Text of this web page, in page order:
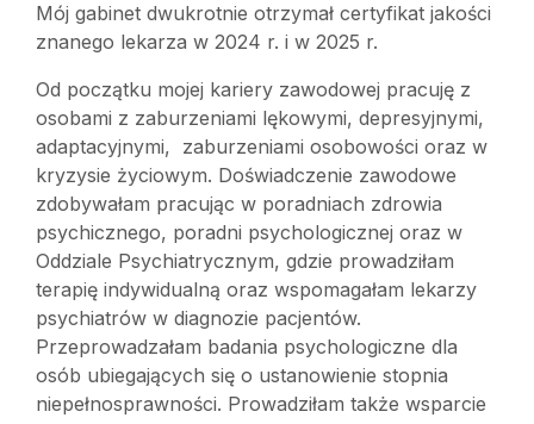
Mój gabinet dwukrotnie otrzymał certyfikat jakości
znanego lekarza w 2024 r. i w 2025 r.
Od początku mojej kariery zawodowej pracuję z
osobami z zaburzeniami lękowymi, depresyjnymi,
adaptacyjnymi, zaburzeniami osobowości oraz w
kryzysie życiowym. Doświadczenie zawodowe
zdobywałam pracując w poradniach zdrowia
psychicznego, poradni psychologicznej oraz w
Oddziale Psychiatrycznym, gdzie prowadziłam
terapię indywidualną oraz wspomagałam lekarzy
psychiatrów w diagnozie pacjentów.
Przeprowadzałam badania psychologiczne dla
osób ubiegających się o ustanowienie stopnia
niepełnosprawności. Prowadziłam także wsparcie